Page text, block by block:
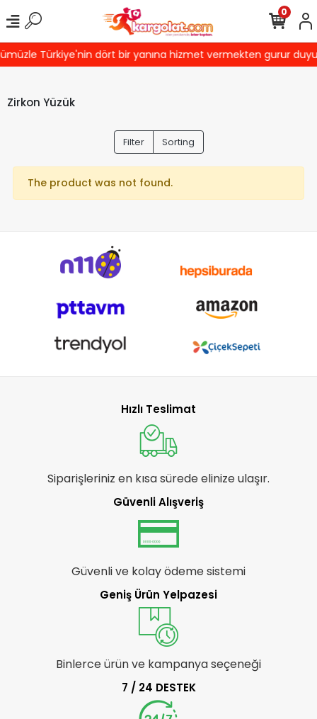
Türkiye'nin dört bir yanına hizmet vermekten gurur
0
Zirkon Yüzük
Filter Sorting
The product was not found.
Hızlı Teslimat
Siparişleriniz en kısa sürede elinize ulaşır.
Güvenli Alışveriş
Güvenli ve kolay ödeme sistemi
Geniş Ürün Yelpazesi
Binlerce ürün ve kampanya seçeneği
7 / 24 DESTEK